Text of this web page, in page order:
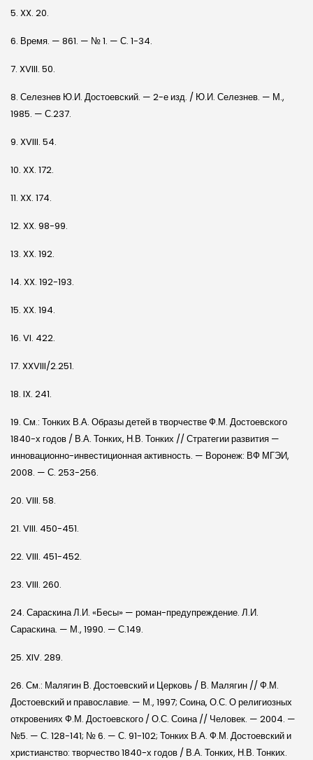
5. XX. 20.
6. Время. — 861. — № 1. — С. 1-34.
7. XVIII. 50.
8. Селезнев Ю.И. Достоевский. — 2-е изд. / Ю.И. Селезнев. — М.,
1985. — С.237.
9. XVIII. 54.
10. XX. 172.
11. XX. 174.
12. XX. 98-99.
13. XX. 192.
14. XX. 192-193.
15. XX. 194.
16. VI. 422.
17. XXVIII/2.251.
18. IX. 241.
19. См.: Тонких В.А. Образы детей в творчестве Ф.М. Достоевского
1840-х годов / В.А. Тонких, Н.В. Тонких // Стратегии развития —
инновационно-инвестиционная активность. — Воронеж: ВФ МГЭИ,
2008. — С. 253-256.
20. VIII. 58.
21. VIII. 450-451.
22. VIII. 451-452.
23. VIII. 260.
24. Сараскина Л.И. «Бесы» — роман-предупреждение. Л.И.
Сараскина. — М., 1990. — С.149.
25. XIV. 289.
26. См.: Малягин В. Достоевский и Церковь / В. Малягин // Ф.М.
Достоевский и православие. — М., 1997; Соина, О.С. О религиозных
откровениях Ф.М. Достоевского / О.С. Соина // Человек. — 2004. —
№5. — С. 128-141; № 6. — С. 91-102; Тонких В.А. Ф.М. Достоевский и
христианство: творчество 1840-х годов / В.А. Тонких, Н.В. Тонких.